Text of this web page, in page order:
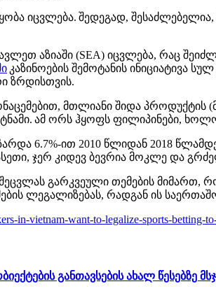
იცვლება. შედეგად,
აზიაში (SEA) იცვლება, რაც
კაზინოების შემოტანის ინიციატივა
ზრდისთვის.
მთლიანი შიდა პროდუქტის
ამ ორს ჰყოფს ფილიპინები, ხოლო
6.7%-ით 2010 წლიდან 2018
ჯერ კიდევ ბევრია მოკლე და
შეცვლას გარკვეული თემების
ლეგალიზებას, რადგან ის
in-vietnam-want-to-legalize-sports-betting-
განთავსების ახალ წესებზე